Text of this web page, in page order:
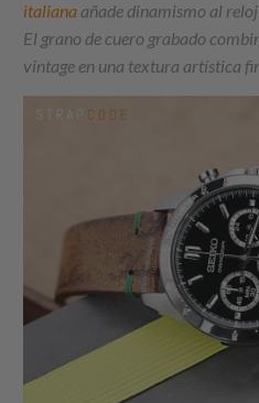
italianaañade dinamismo al
El grano de cuero grabado
vintage en una textura artística